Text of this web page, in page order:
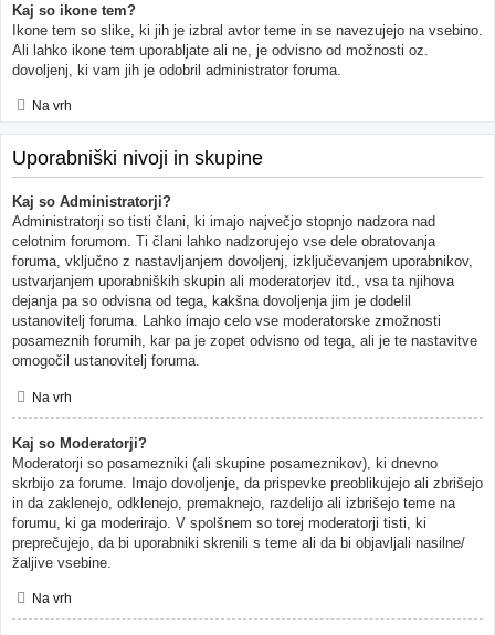
Kaj so ikone tem?
Ikone tem so slike, ki jih je izbral avtor teme in se navezujejo na vsebino.
Ali lahko ikone tem uporabljate ali ne, je odvisno od možnosti oz.
dovoljenj, ki vam jih je odobril administrator foruma.
Na vrh
Uporabniški nivoji in skupine
Kaj so Administratorji?
Administratorji so tisti člani, ki imajo največjo stopnjo nadzora nad
celotnim forumom. Ti člani lahko nadzorujejo vse dele obratovanja
foruma, vključno z nastavljanjem dovoljenj, izključevanjem uporabnikov,
ustvarjanjem uporabniških skupin ali moderatorjev itd., vsa ta njihova
dejanja pa so odvisna od tega, kakšna dovoljenja jim je dodelil
ustanovitelj foruma. Lahko imajo celo vse moderatorske zmožnosti
posameznih forumih, kar pa je zopet odvisno od tega, ali je te nastavitve
omogočil ustanovitelj foruma.
Na vrh
Kaj so Moderatorji?
Moderatorji so posamezniki (ali skupine posameznikov), ki dnevno
skrbijo za forume. Imajo dovoljenje, da prispevke preoblikujejo ali zbrišejo
in da zaklenejo, odklenejo, premaknejo, razdelijo ali izbrišejo teme na
forumu, ki ga moderirajo. V spolšnem so torej moderatorji tisti, ki
preprečujejo, da bi uporabniki skrenili s teme ali da bi objavljali nasilne/
žaljive vsebine.
Na vrh